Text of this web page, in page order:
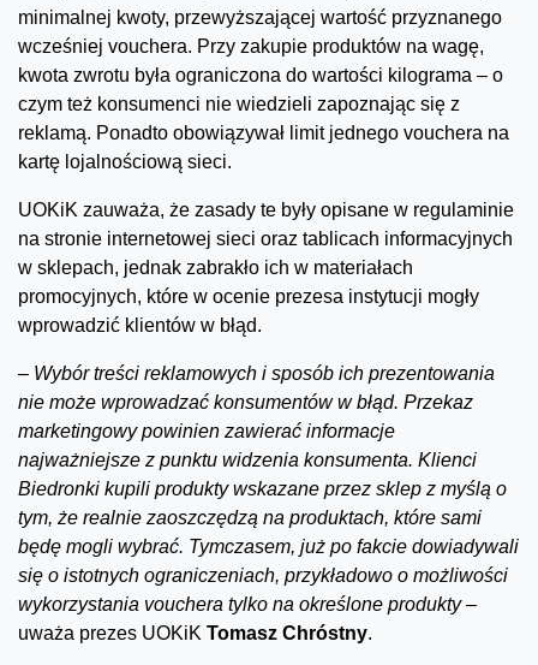
minimalnej kwoty, przewyższającej wartość przyznanego
wcześniej vouchera. Przy zakupie produktów na wagę,
kwota zwrotu była ograniczona do wartości kilograma – o
czym też konsumenci nie wiedzieli zapoznając się z
reklamą. Ponadto obowiązywał limit jednego vouchera na
kartę lojalnościową sieci.
UOKiK zauważa, że zasady te były opisane w regulaminie
na stronie internetowej sieci oraz tablicach informacyjnych
w sklepach, jednak zabrakło ich w materiałach
promocyjnych, które w ocenie prezesa instytucji mogły
wprowadzić klientów w błąd.
– Wybór treści reklamowych i sposób ich prezentowania
nie może wprowadzać konsumentów w błąd. Przekaz
marketingowy powinien zawierać informacje
najważniejsze z punktu widzenia konsumenta. Klienci
Biedronki kupili produkty wskazane przez sklep z myślą o
tym, że realnie zaoszczędzą na produktach, które sami
będę mogli wybrać. Tymczasem, już po fakcie dowiadywali
się o istotnych ograniczeniach, przykładowo o możliwości
wykorzystania vouchera tylko na określone produkty –
uważa prezes UOKiK Tomasz Chróstny.